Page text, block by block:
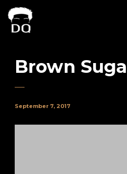
Brown
September 7, 2017